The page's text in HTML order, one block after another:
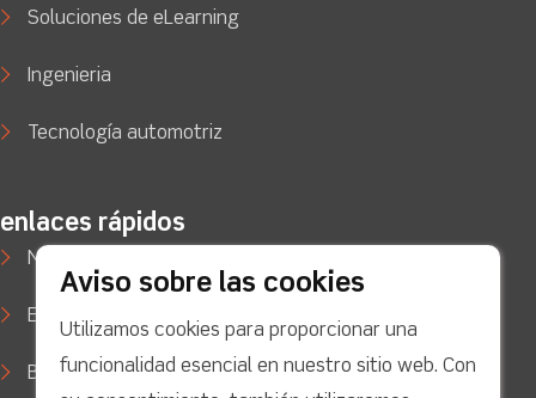
Soluciones de eLearning
Ingenieria
Tecnología automotriz
enlaces rápidos
Noticias
Estudios de caso
Blog
Aviso sobre las cookies
Utilizamos cookies para proporcionar una
funcionalidad esencial en nuestro sitio web. Con